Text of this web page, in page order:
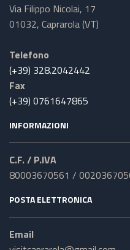
Via Filippo Nicolai, 17
01032, Caprarola (VT)
Telefono
(+39) 328.2042442
Fax
(+39) 0761647865
INFORMAZIONI
C.F. / P.IVA
80003670561 /
POSTA ELETTRONICA
Email